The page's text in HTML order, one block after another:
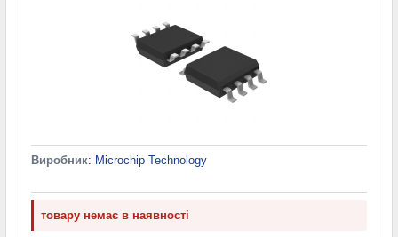
Виробник: Microchip Technology
товару немає в наявності